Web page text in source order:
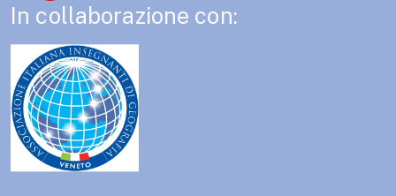
In collaborazione con: